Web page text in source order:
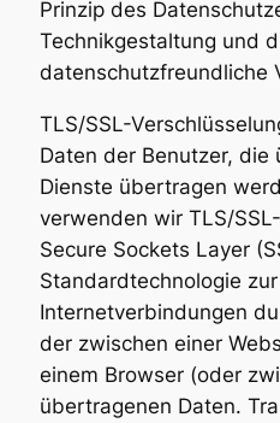
Prinzip des
Technikgestaltung und
datenschutzfreundliche
TLS/SSL-
Daten der Benutzer, die
Dienste übertragen
verwenden wir TLS/
Secure Sockets Layer
Standardtechnologie
Internetverbindungen
der zwischen einer
einem Browser (oder
übertragenen Daten.